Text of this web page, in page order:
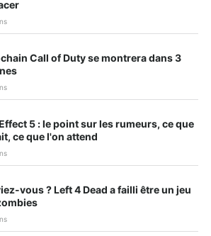
Call of Duty se montrera dans 3
5 : le point sur les rumeurs, ce que
ce que l'on attend
vous ? Left 4 Dead a failli être un jeu